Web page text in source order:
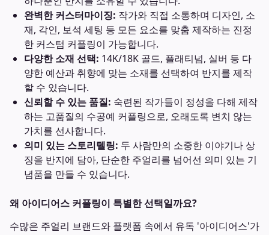
완벽한 커스터마이징: 작가와 직접 소통하며 디자인, 소
재, 각인, 보석 세팅 등 모든 요소를 맞춤 제작하는 진정
한 커스텀 커플링이 가능합니다.
다양한 소재 선택: 14K/18K 골드, 플래티넘, 실버 등 다
양한 예산과 취향에 맞는 소재를 선택하여 반지를 제작
할 수 있습니다.
신뢰할 수 있는 품질: 숙련된 작가들이 정성을 다해 제작
하는 고품질의 수공예 커플링으로, 오래도록 변치 않는
가치를 선사합니다.
의미 있는 스토리텔링: 두 사람만의 소중한 이야기나 상
징을 반지에 담아, 단순한 주얼리를 넘어선 의미 있는 기
념품을 만들 수 있습니다.
왜 아이디어스 커플링이 특별한 선택일까요?
수많은 주얼리 브랜드와 플랫폼 속에서 유독 '아이디어스'가